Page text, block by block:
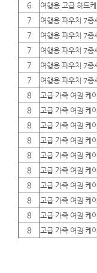
6
여행용 고급 하드
7
여행용 파우치 7종
7
여행용 파우치 7종
7
여행용 파우치 7종
7
여행용 파우치 7종
7
여행용 파우치 7종
8
고급 가죽 여권 케
8
고급 가죽 여권 케
8
고급 가죽 여권 케
8
고급 가죽 여권 케
8
고급 가죽 여권 케
8
고급 가죽 여권 케
8
고급 가죽 여권 케
8
고급 가죽 여권 케
8
고급 가죽 여권 케
8
고급 가죽 여권 케